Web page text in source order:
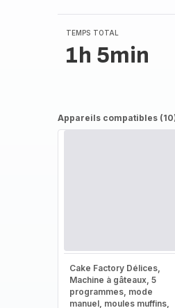
TEMPS TOTAL
1h 5min
Appareils compatibles
Cake Factory Délices,
Machine à gâteaux, 5
programmes, mode
manuel, moules muffins,